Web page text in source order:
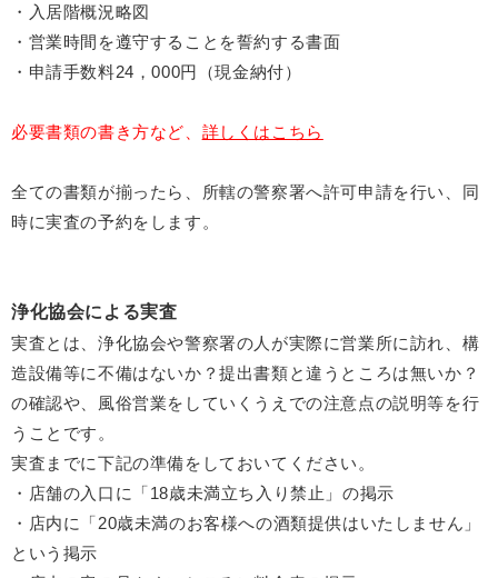
・入居階概況略図
・営業時間を遵守することを誓約する書面
・申請手数料24，000円（現金納付）
必要書類の書き方など、 詳しくはこちら
全ての書類が揃ったら、所轄の警察署へ許可申請を行い、同
時に実査の予約をします。
浄化協会による実査
実査とは、浄化協会や警察署の人が実際に営業所に訪れ、構
造設備等に不備はないか？提出書類と違うところは無いか？
の確認や、風俗営業をしていくうえでの注意点の説明等を行
うことです。
実査までに下記の準備をしておいてください。
・店舗の入口に「18歳未満立ち入り禁止」の掲示
・店内に「20歳未満のお客様への酒類提供はいたしません」
という掲示